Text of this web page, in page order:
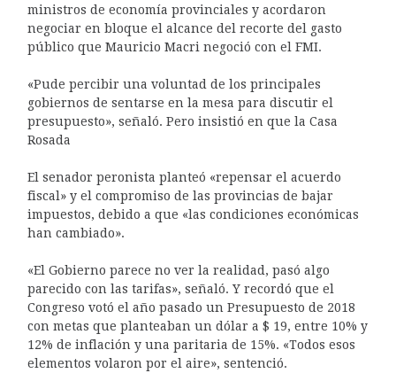
ministros de economía provinciales y acordaron
negociar en bloque el alcance del recorte del gasto
público que Mauricio Macri negoció con el FMI.
«Pude percibir una voluntad de los principales
gobiernos de sentarse en la mesa para discutir el
presupuesto», señaló. Pero insistió en que la Casa
Rosada
El senador peronista planteó «repensar el acuerdo
fiscal» y el compromiso de las provincias de bajar
impuestos, debido a que «las condiciones económicas
han cambiado».
«El Gobierno parece no ver la realidad, pasó algo
parecido con las tarifas», señaló. Y recordó que el
Congreso votó el año pasado un Presupuesto de 2018
con metas que planteaban un dólar a $ 19, entre 10% y
12% de inflación y una paritaria de 15%. «Todos esos
elementos volaron por el aire», sentenció.